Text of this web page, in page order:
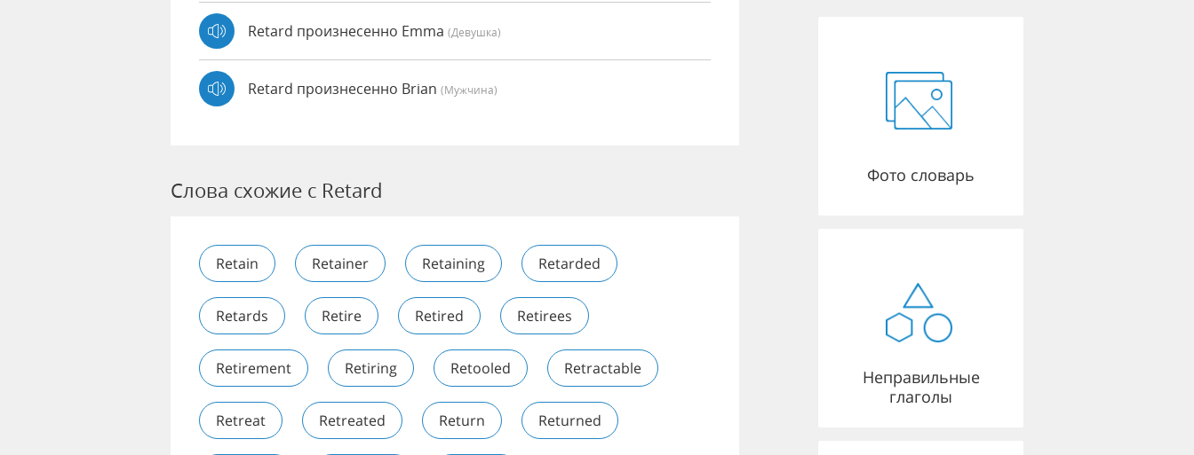
Retard произнесенно Emma (девушка)
Retard произнесенно Brian (мужчина)
Слова схожие с Retard
Retain Retainer Retaining Retarded
Retards Retire Retired Retirees
Retirement Retiring Retooled Retractable
Retreat Retreated Return Returned
Фото словарь
Неправильные
глаголы